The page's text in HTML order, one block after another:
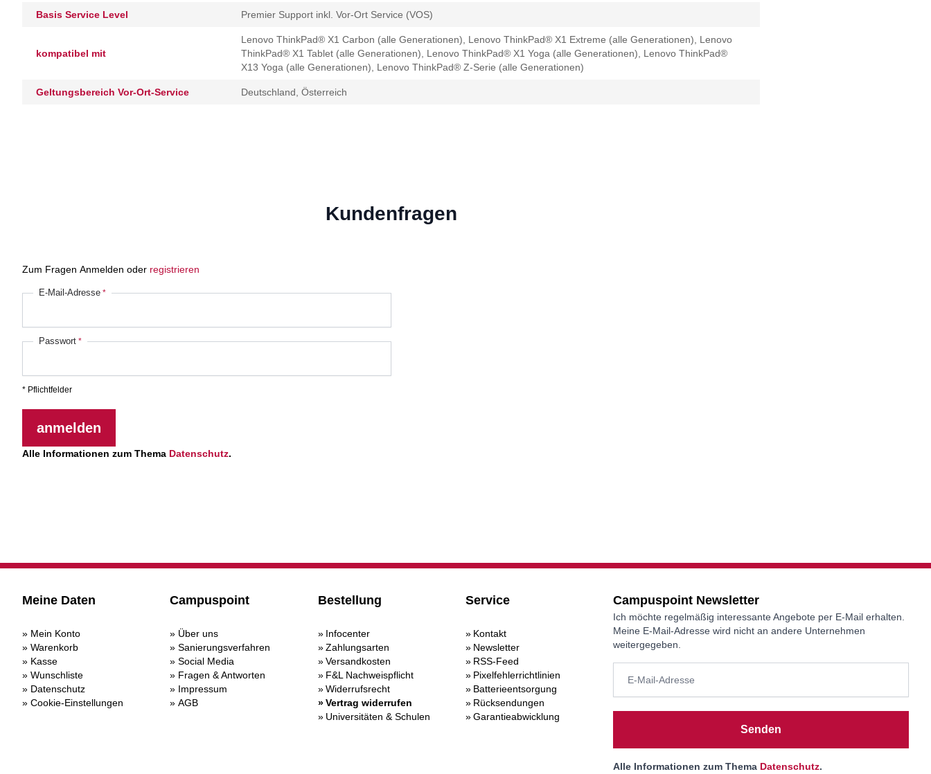
Basis Service Level Premier Support inkl. Vor-Ort Service (VOS)
kompatibel mit
Lenovo ThinkPad® X1 Carbon (alle Generationen), Lenovo ThinkPad® X1 Extreme (alle Generationen), Lenovo
ThinkPad® X1 Tablet (alle Generationen), Lenovo ThinkPad® X1 Yoga (alle Generationen), Lenovo ThinkPad®
X13 Yoga (alle Generationen), Lenovo ThinkPad® Z-Serie (alle Generationen)
Geltungsbereich Vor-Ort-Service Deutschland, Österreich
Kundenfragen
Zum Fragen Anmelden oder registrieren
E-Mail-Adresse
Passwort
* Pflichtfelder
anmelden
Alle Informationen zum Thema Datenschutz.
Meine Daten
Mein Konto
Warenkorb
Kasse
Wunschliste
Datenschutz
Cookie-Einstellungen
Campuspoint
Über uns
Sanierungsverfahren
Social Media
Fragen & Antworten
Impressum
AGB
Bestellung
Infocenter
Zahlungsarten
Versandkosten
F&L Nachweispflicht
Widerrufsrecht
Vertrag widerrufen
Universitäten & Schulen
Service
Kontakt
Newsletter
RSS-Feed
Pixelfehlerrichtlinien
Batterieentsorgung
Rücksendungen
Garantieabwicklung
Campuspoint Newsletter
Ich möchte regelmäßig interessante Angebote per E-Mail erhalten.
Meine E-Mail-Adresse wird nicht an andere Unternehmen
weitergegeben.
Senden
Alle Informationen zum Thema Datenschutz.